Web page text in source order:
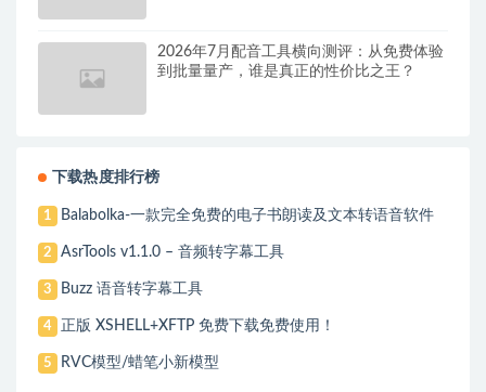
2026年7月配音工具横向测评：从免费体验
到批量量产，谁是真正的性价比之王？
下载热度排行榜
1 Balabolka-一款完全免费的电子书朗读及文本转语音软件
2 AsrTools v1.1.0 – 音频转字幕工具
3 Buzz 语音转字幕工具
4 正版 XSHELL+XFTP 免费下载免费使用！
5 RVC模型/蜡笔小新模型